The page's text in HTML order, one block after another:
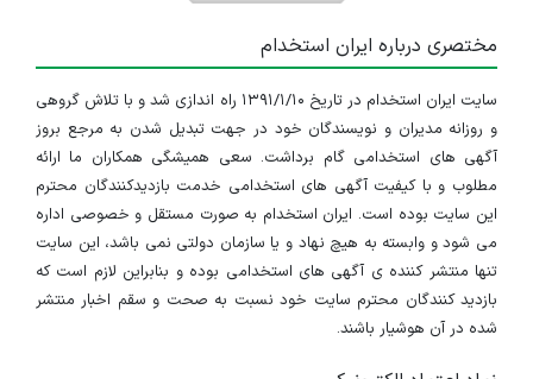
مختصری درباره ایران استخدام
سایت ایران استخدام در تاریخ ۱۳۹۱/۱/۱۰ راه اندازی شد و با تلاش گروهی
و روزانه مدیران و نویسندگان خود در جهت تبدیل شدن به مرجع بروز
آگهی های استخدامی گام برداشت. سعی همیشگی همکاران ما ارائه
مطلوب و با کیفیت آگهی های استخدامی خدمت بازدیدکنندگان محترم
این سایت بوده است. ایران استخدام به صورت مستقل و خصوصی اداره
می شود و وابسته به هیچ نهاد و یا سازمان دولتی نمی باشد، این سایت
تنها منتشر کننده ی آگهی های استخدامی بوده و بنابراین لازم است که
بازدید کنندگان محترم سایت خود نسبت به صحت و سقم اخبار منتشر
شده در آن هوشیار باشند.